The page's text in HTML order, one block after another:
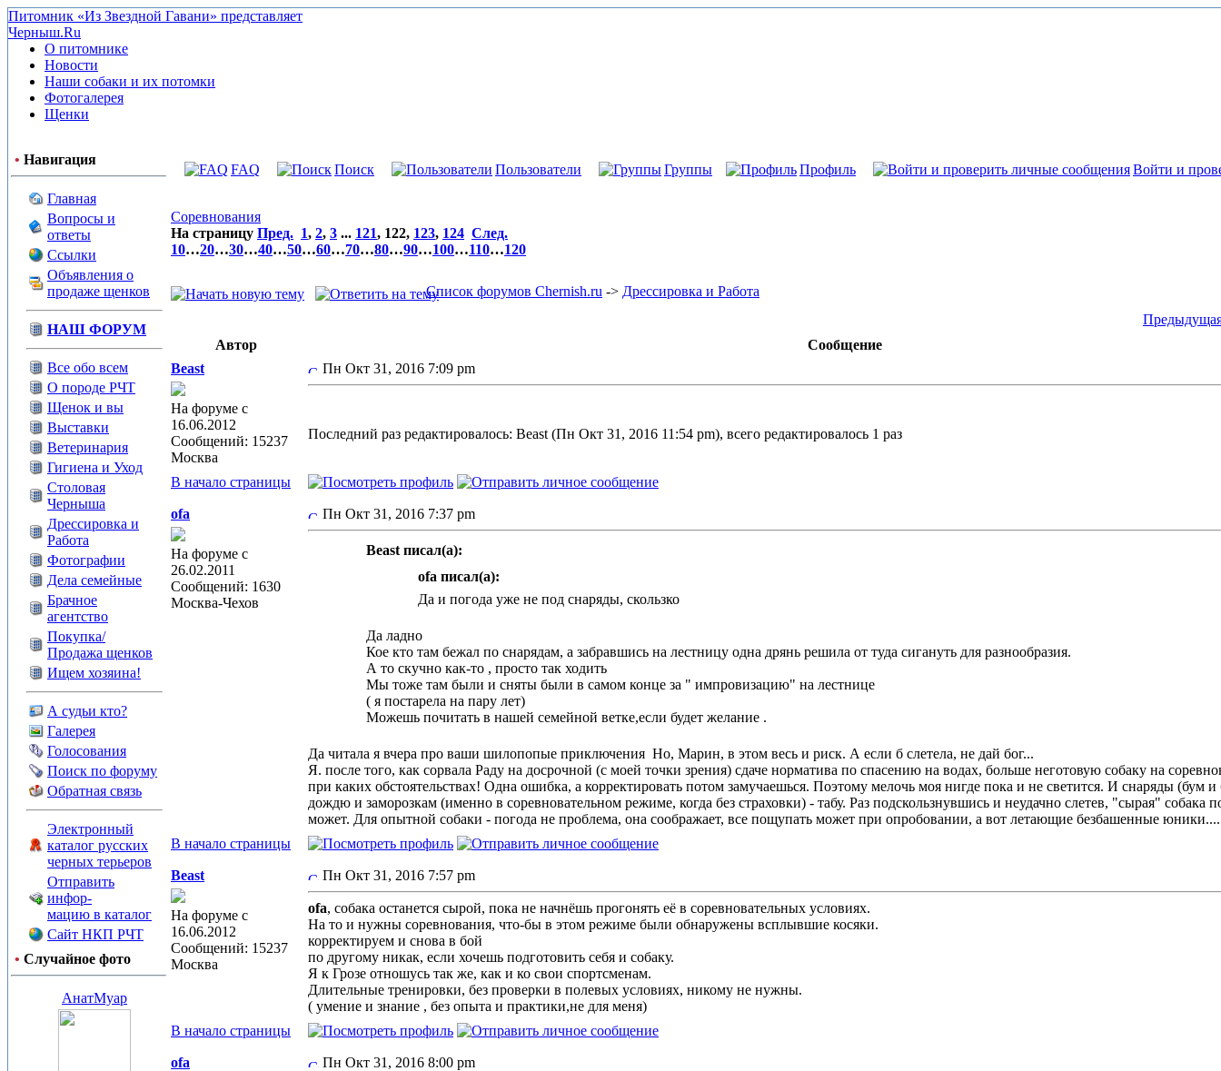
Питомник «Из Звездной Гавани» представляет
Черныш.Ru
О питомнике
Новости
Наши собаки и их потомки
Фотогалерея
Щенки
• Навигация
Главная
Вопросы и
ответы
Ссылки
Объявления о
продаже щенков
НАШ ФОРУМ
Все обо всем
О породе РЧТ
Щенок и вы
Выставки
Ветеринария
Гигиена и Уход
Столовая
Черныша
Дрессировка и
Работа
Фотографии
Дела семейные
Брачное
агентство
Покупка/
Продажа щенков
Ищем хозяина!
А судьи кто?
Галерея
Голосования
Поиск по форуму
Обратная связь
Электронный
каталог русских
черных терьеров
Отправить
инфор-
мацию в каталог
Сайт НКП РЧТ
• Случайное фото
АнатМуар
FAQ Поиск Пользователи Группы Профиль Войти и
Cоревнования
На страницу Пред. 1, 2, 3 ... 121, 122, 123, 124 След.
10…20…30…40…50…60…70…80…90…100…110…120
Список форумов Chernish.ru -> Дрессировка и Работа
Автор
Сообщение
Beast
На форуме с
16.06.2012
Сообщений: 15237
Москва
Пн Окт 31, 2016 7:09 pm
Последний раз редактировалось: Beast (Пн Окт 31, 2016 11:54 pm), всего редактировалось 1 раз
В начало страницы
ofa
На форуме с
26.02.2011
Сообщений: 1630
Москва-Чехов
Пн Окт 31, 2016 7:37 pm
Beast писал(а):
ofa писал(а):
Да и погода уже не под снаряды, скользко
Да ладно
Кое кто там бежал по снарядам, а забравшись на лестницу одна дрянь решила от туда сигануть для разнообразия.
А то скучно как-то , просто так ходить
Мы тоже там были и сняты были в самом конце за " импровизацию" на лестнице
( я постарела на пару лет)
Можешь почитать в нашей семейной ветке,если будет желание .
Да читала я вчера про ваши шилопопые приключения Но, Марин, в этом весь и риск. А если б слетела, не дай бог...
Я. после того, как сорвала Раду на досрочной (с моей точки зрения) сдаче норматива по спасению на водах, больше неготовую собаку на
при каких обстоятельствах! Одна ошибка, а корректировать потом замучаешься. Поэтому мелочь моя нигде пока и не светится. И снаряды (бум и
дождю и заморозкам (именно в соревновательном режиме, когда без страховки) - табу. Раз подскользнувшись и неудачно слетев, "сырая" собака
может. Для опытной собаки - погода не проблема, она соображает, все пощупать может при опробовании, а вот летающие безбашенные юники....
В начало страницы
Beast
На форуме с
16.06.2012
Сообщений: 15237
Москва
Пн Окт 31, 2016 7:57 pm
ofa, собака останется сырой, пока не начнёшь прогонять её в соревновательных условиях.
На то и нужны соревнования, что-бы в этом режиме были обнаружены всплывшие косяки.
корректируем и снова в бой
по другому никак, если хочешь подготовить себя и собаку.
Я к Грозе отношусь так же, как и ко свои спортсменам.
Длительные тренировки, без проверки в полевых условиях, никому не нужны.
( умение и знание , без опыта и практики,не для меня)
В начало страницы
ofa Пн Окт 31, 2016 8:00 pm